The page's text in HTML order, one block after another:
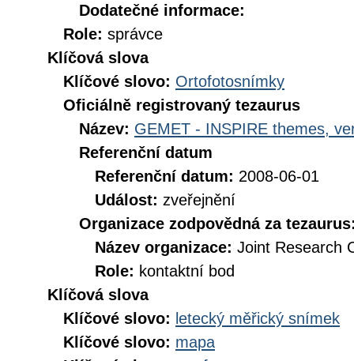
Dodatečné informace:
Role: správce
Klíčová slova
Klíčové slovo: Ortofotosnímky
Oficiálně registrovaný tezaurus
Název: GEMET - INSPIRE themes,
Referenční datum
Referenční datum: 2008-06-01
Událost: zveřejnění
Organizace zodpovědná za
Název organizace: Joint Research
Role: kontaktní bod
Klíčová slova
Klíčové slovo: letecký měřický snímek
Klíčové slovo: mapa